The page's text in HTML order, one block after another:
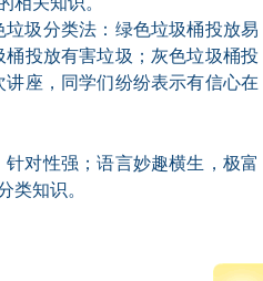
圾分类法：绿色垃圾桶投放易
投放有害垃圾；灰色垃圾桶投
讲座 ，同学们纷纷表示有信心在
对性强；语言妙趣横生，极富
类知识。